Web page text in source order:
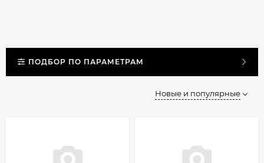
ПОДБОР ПО ПАРАМЕТРАМ
Новые и популярные